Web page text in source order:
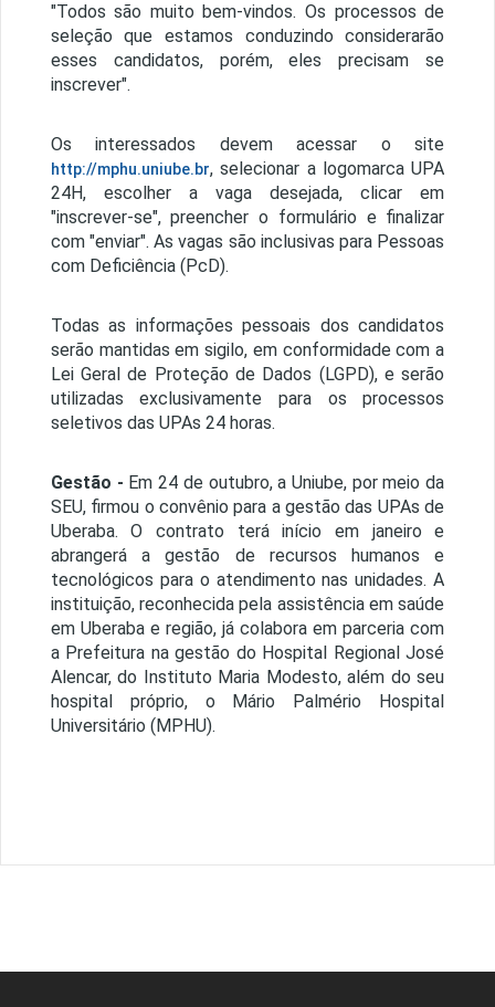
"Todos são muito bem-vindos. Os processos de
seleção que estamos conduzindo considerarão
esses candidatos, porém, eles precisam se
inscrever".
Os interessados devem acessar o site
http://mphu.uniube.br, selecionar a logomarca UPA
24H, escolher a vaga desejada, clicar em
"inscrever-se", preencher o formulário e finalizar
com "enviar". As vagas são inclusivas para Pessoas
com Deficiência (PcD).
Todas as informações pessoais dos candidatos
serão mantidas em sigilo, em conformidade com a
Lei Geral de Proteção de Dados (LGPD), e serão
utilizadas exclusivamente para os processos
seletivos das UPAs 24 horas.
Gestão - Em 24 de outubro, a Uniube, por meio da
SEU, firmou o convênio para a gestão das UPAs de
Uberaba. O contrato terá início em janeiro e
abrangerá a gestão de recursos humanos e
tecnológicos para o atendimento nas unidades. A
instituição, reconhecida pela assistência em saúde
em Uberaba e região, já colabora em parceria com
a Prefeitura na gestão do Hospital Regional José
Alencar, do Instituto Maria Modesto, além do seu
hospital próprio, o Mário Palmério Hospital
Universitário (MPHU).